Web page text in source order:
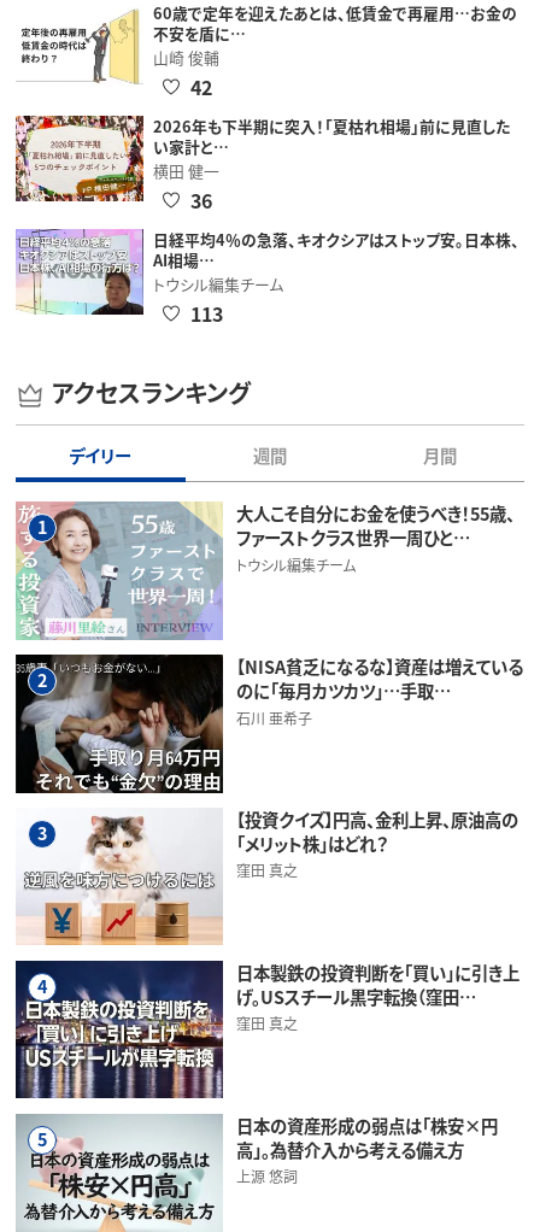
60歳で定年を迎えたあとは、低賃金で再雇用…お金の
不安を盾に…
山崎 俊輔
42
2026年も下半期に突入！「夏枯れ相場」前に見直した
い家計と…
横田 健一
36
日経平均4％の急落、キオクシアはストップ安。日本株、
AI相場…
トウシル編集チーム
113
アクセスランキング
デイリー 週間 月間
1
大人こそ自分にお金を使うべき！55歳、
ファーストクラス世界一周ひと…
トウシル編集チーム
2
【NISA貧乏になるな】資産は増えている
のに「毎月カツカツ」…手取…
石川 亜希子
3
【投資クイズ】円高、金利上昇、原油高の
「メリット株」はどれ？
窪田 真之
4
日本製鉄の投資判断を「買い」に引き上
げ。USスチール黒字転換（窪田…
窪田 真之
5
日本の資産形成の弱点は「株安×円
高」。為替介入から考える備え方
上源 悠詞